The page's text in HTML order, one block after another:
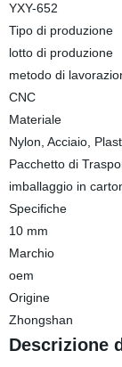
YXY-652
Tipo di produzione
lotto di produzione
metodo di
CNC
Materiale
Nylon, Acciaio,
Pacchetto di
imballaggio in
Specifiche
10 mm
Marchio
oem
Origine
Zhongshan
Descrizione